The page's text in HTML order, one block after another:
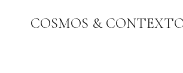
COSMOS &